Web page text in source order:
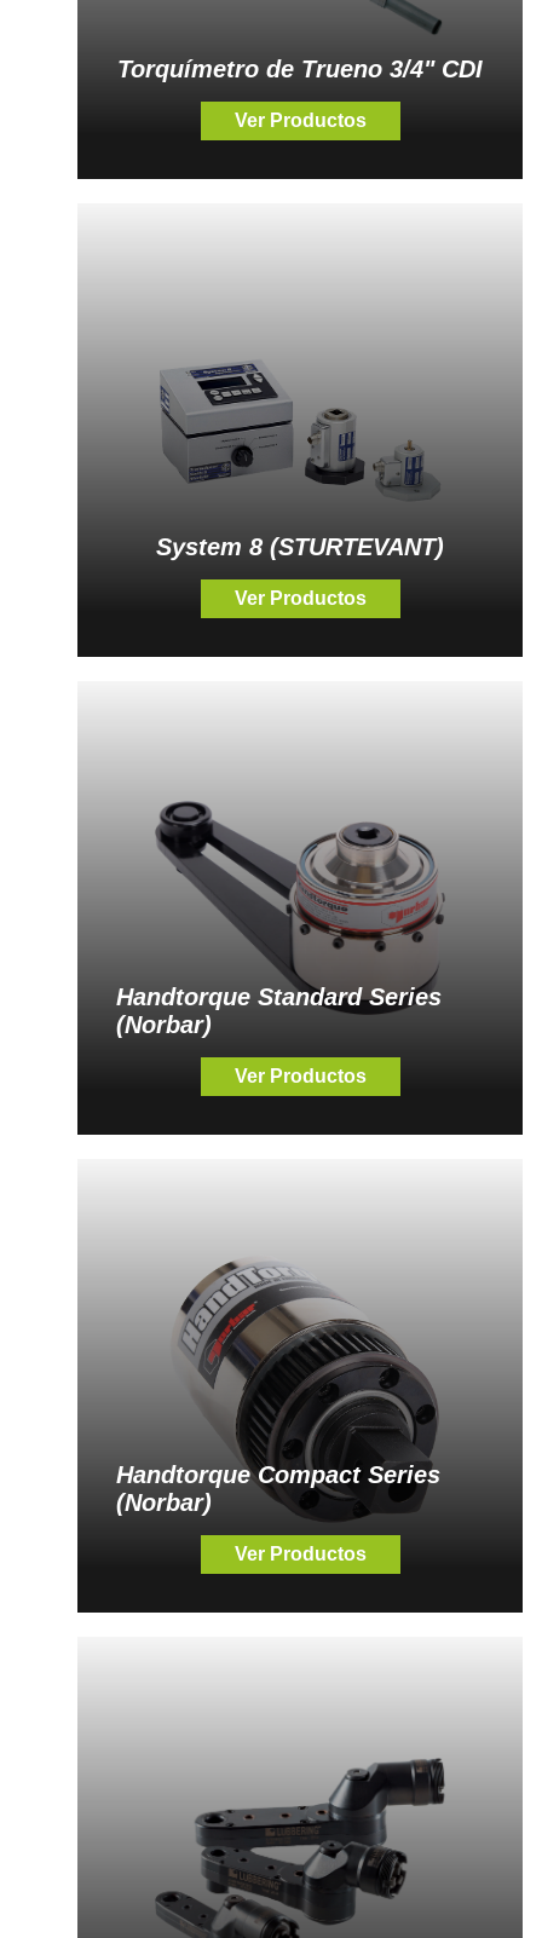
Torquímetro de Trueno 3/4" CDI
Ver Productos
System 8 (STURTEVANT)
Ver Productos
Handtorque Standard Series
(Norbar)
Ver Productos
Handtorque Compact Series
(Norbar)
Ver Productos